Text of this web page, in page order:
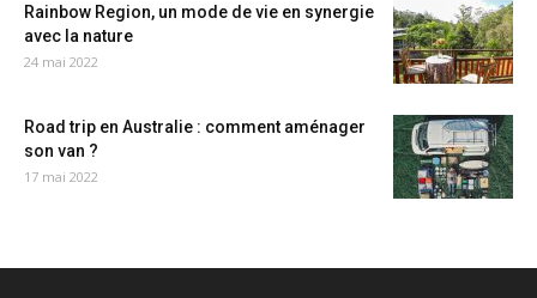
Rainbow Region, un mode de vie en synergie
avec la nature
24 mai 2022
Road trip en Australie : comment aménager
son van ?
17 mai 2022